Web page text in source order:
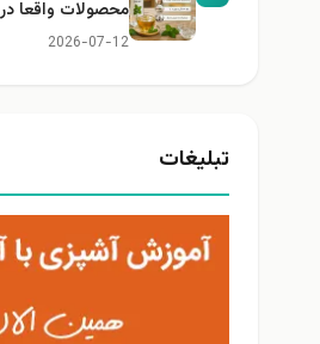
محصولات واقعا در
دارند؟
2026-07-12
تبلیغات